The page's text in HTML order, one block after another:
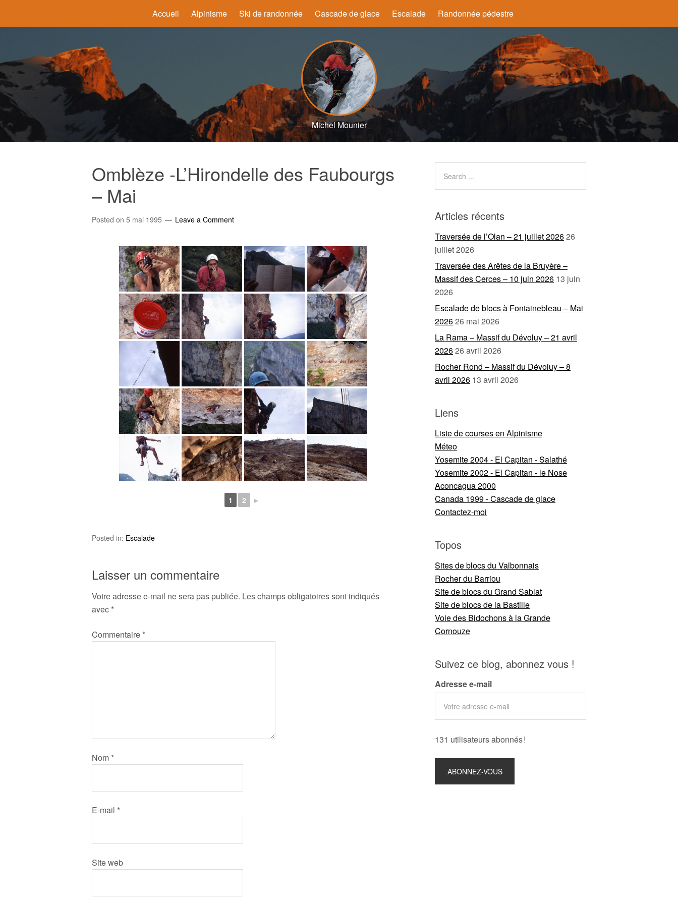
Accueil Alpinisme Ski de randonnée Cascade de glace Escalade Randonnée pédestre
Michel Mounier
Omblèze -L’Hirondelle des Faubourgs
– Mai
Posted on 5 mai 1995 Leave a Comment
1 2 ►
Posted in: Escalade
Laisser un commentaire
Votre adresse e-mail ne sera pas publiée. Les champs obligatoires sont indiqués
avec *
Commentaire *
Nom *
E-mail *
Site web
Articles récents
Traversée de l’Olan – 21 juillet 202626
juillet 2026
Traversée des Arêtes de la Bruyère –
Massif des Cerces – 10 juin 2026 13 juin
2026
Escalade de blocs à Fontainebleau – Mai
202626 mai 2026
La Rama – Massif du Dévoluy – 21 avril
202626 avril 2026
Rocher Rond – Massif du Dévoluy – 8
avril 2026 13 avril 2026
Liens
Liste de courses en Alpinisme
Méteo
Yosemite 2004 - El Capitan - Salathé
Yosemite 2002 - El Capitan - le Nose
Aconcagua 2000
Canada 1999 - Cascade de glace
Contactez-moi
Topos
Sites de blocs du Valbonnais
Rocher du Barriou
Site de blocs du Grand Sablat
Site de blocs de la Bastille
Voie des Bidochons à la Grande
Cornouze
Suivez ce blog, abonnez vous !
Adresse e-mail
131 utilisateurs abonnés !